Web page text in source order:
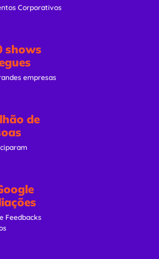
Corporativos
shows
empresas
de
Feedbacks